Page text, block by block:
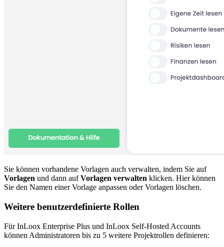
Sie können vorhandene Vorlagen auch verwalten, indem Sie auf
Vorlagen und dann aufVorlagen verwalten klicken. Hier können
Sie den Namen einer Vorlage anpassen oder Vorlagen löschen.
Weitere benutzerdefinierte Rollen
Für InLoox Enterprise Plus und InLoox Self-Hosted Accounts
können Administratoren bis zu 5 weitere Projektrollen definieren: